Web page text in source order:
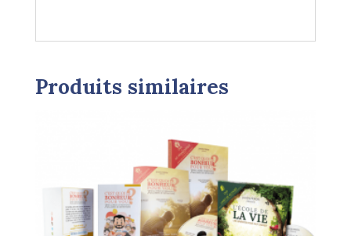
Produits similaires